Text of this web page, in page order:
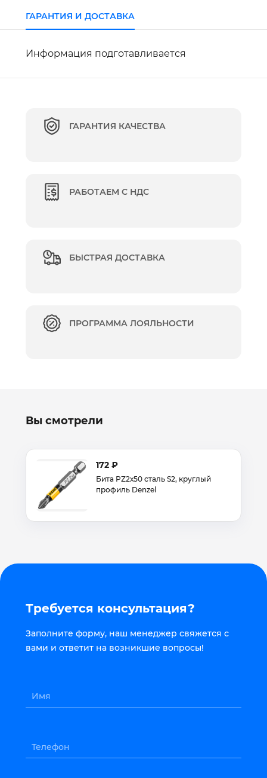
ГАРАНТИЯ И ДОСТАВКА
Информация подготавливается
ГАРАНТИЯ КАЧЕСТВА
РАБОТАЕМ С НДС
БЫСТРАЯ ДОСТАВКА
ПРОГРАММА ЛОЯЛЬНОСТИ
Вы смотрели
172 ₽
Бита РZ2х50 сталь S2, круглый
профиль Denzel
Требуется консультация?
Заполните форму, наш менеджер свяжется с
вами и ответит на возникшие вопросы!
Имя
Телефон